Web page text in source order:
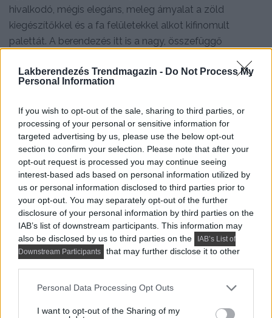
Lakberendezés Trendmagazin - Do Not Process My
Personal Information
If you wish to opt-out of the sale, sharing to third parties, or
processing of your personal or sensitive information for
targeted advertising by us, please use the below opt-out
section to confirm your selection. Please note that after your
opt-out request is processed you may continue seeing
interest-based ads based on personal information utilized by
us or personal information disclosed to third parties prior to
your opt-out. You may separately opt-out of the further
disclosure of your personal information by third parties on the
IAB’s list of downstream participants. This information may
also be disclosed by us to third parties on the
IAB’s List of
Downstream Participants
that may further disclose it to other
Please note that this website/app uses one or more Google
not limited to your visit or usage behaviour. You may click to
Personal Data Processing Opt Outs
I want to opt-out of the Sharing of my
hivalkodó, mégis elegáns, meleg árnyalat a zöld
kiegészítőkkel és a fa felületekkel alkot kifinomult
palettát. A berendezés itt is a nagy, összefüggő
médiabútor rejtett tárolóival és finom tagolásával inkább
építészeti elemként, mintsem hagyományos
alacsony dohányzóasztal vizuálisan kiegyensúlyozza a
kanapé tömegét, míg a fekete-fehér grafikai elemek
visszautalnak a konyha és az előszoba sötét részleteire.
Ez a koncepciózus ismétlődés – az azonos tónusok és a
következetes vonalvezetés ritmusa – az egyik
leghatékonyabb eszköz arra, hogy egy lakás
nagyvonalú és egységes hatást keltsen.
Ez is érdekelhet: Különböző dekoráció szülőknek és
tinédzser fiúnak háromfős család otthonában